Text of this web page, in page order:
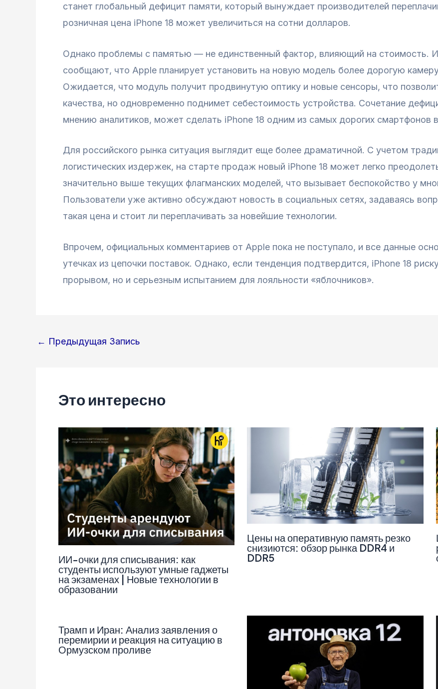
станет глобальный дефицит памяти, который вынуждает производителей
розничная цена iPhone 18 может увеличиться на сотни долларов.
Однако проблемы с памятью — не единственный фактор, влияющий на стоимость.
сообщают, что Apple планирует установить на новую модель более дорогую
Ожидается, что модуль получит продвинутую оптику и новые сенсоры, что
качества, но одновременно поднимет себестоимость устройства. Сочетание
мнению аналитиков, может сделать iPhone 18 одним из самых дорогих смартфонов
Для российского рынка ситуация выглядит еще более драматичной. С учетом
логистических издержек, на старте продаж новый iPhone 18 может легко
значительно выше текущих флагманских моделей, что вызывает беспокойство у
Пользователи уже активно обсуждают новость в социальных сетях, задаваясь
такая цена и стоит ли переплачивать за новейшие технологии.
Впрочем, официальных комментариев от Apple пока не поступало, и все данные
утечках из цепочки поставок. Однако, если тенденция подтвердится, iPhone 18
прорывом, но и серьезным испытанием для лояльности «яблочников».
Навигация
← Предыдущая Запись
Это интересно
ИИ-очки для списывания: как
студенты используют умные гаджеты
на экзаменах | Новые технологии в
образовании
Цены на оперативную память резко
снизиются: обзор рынка DDR4 и
DDR5
Трамп и Иран: Анализ заявления о
перемирии и реакция на ситуацию в
Ормузском проливе